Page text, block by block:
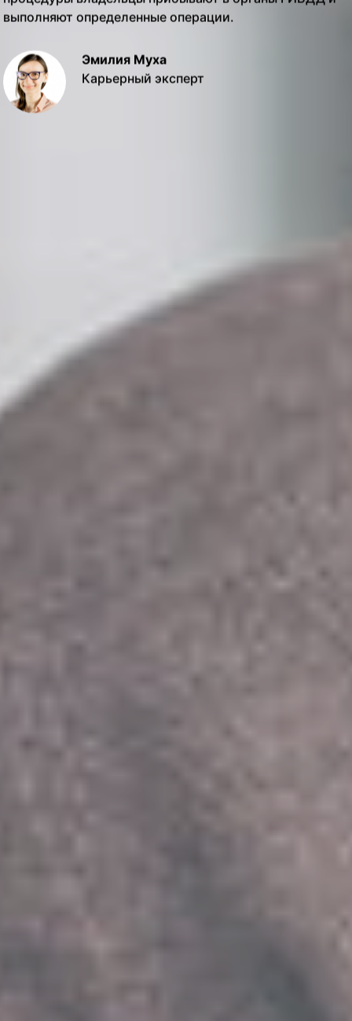
выполняют определенные операции.
Эмилия Муха
Карьерный эксперт